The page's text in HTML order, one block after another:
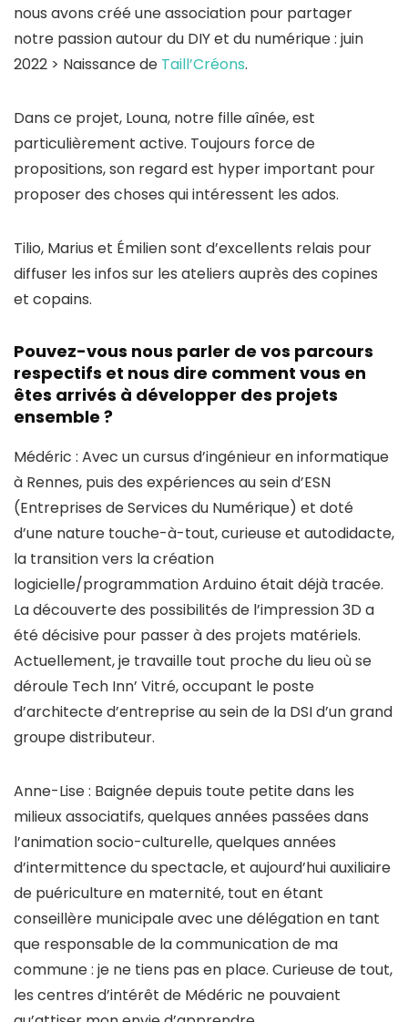
nous avons créé une association pour partager
notre passion autour du DIY et du numérique : juin
2022 > Naissance de Taill’Créons.
Dans ce projet, Louna, notre fille aînée, est
particulièrement active. Toujours force de
propositions, son regard est hyper important pour
proposer des choses qui intéressent les ados.
Tilio, Marius et Émilien sont d’excellents relais pour
diffuser les infos sur les ateliers auprès des copines
et copains.
Pouvez-vous nous parler de vos parcours
respectifs et nous dire comment vous en
êtes arrivés à développer des projets
ensemble ?
Médéric : Avec un cursus d’ingénieur en informatique
à Rennes, puis des expériences au sein d’ESN
(Entreprises de Services du Numérique) et doté
d’une nature touche-à-tout, curieuse et autodidacte,
la transition vers la création
logicielle/programmation Arduino était déjà tracée.
La découverte des possibilités de l’impression 3D a
été décisive pour passer à des projets matériels.
Actuellement, je travaille tout proche du lieu où se
déroule Tech Inn’ Vitré, occupant le poste
d’architecte d’entreprise au sein de la DSI d’un grand
groupe distributeur.
Anne-Lise : Baignée depuis toute petite dans les
milieux associatifs, quelques années passées dans
l’animation socio-culturelle, quelques années
d’intermittence du spectacle, et aujourd’hui auxiliaire
de puériculture en maternité, tout en étant
conseillère municipale avec une délégation en tant
que responsable de la communication de ma
commune : je ne tiens pas en place. Curieuse de tout,
les centres d’intérêt de Médéric ne pouvaient